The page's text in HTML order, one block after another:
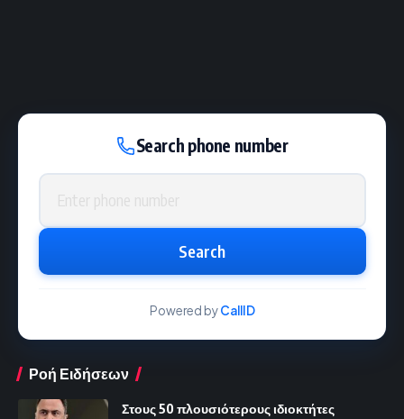
Search phone number
Phone number
Search
Powered byCallID
Ροή Ειδήσεων
Στους 50 πλουσιότερους ιδιοκτήτες